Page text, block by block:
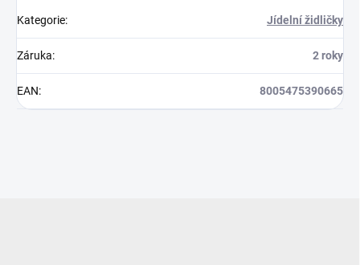
Kategorie: Jídelní židličky
Záruka: 2 roky
EAN: 8005475390665